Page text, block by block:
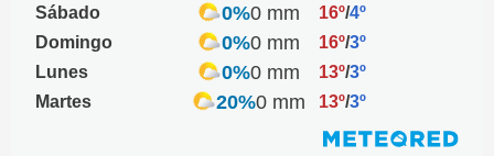
Sábado 0%0 mm 16º/4º
Domingo
0%0 mm 16º/3º
Lunes
0%0 mm 13º/3º
Martes
20%0 mm 13º/3º